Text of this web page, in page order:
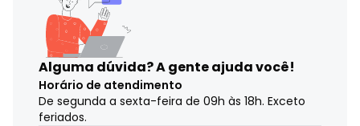
Alguma dúvida?A gente ajuda você!
Horário de atendimento
De segunda a sexta-feira de 09h às 18h. Exceto
feriados.